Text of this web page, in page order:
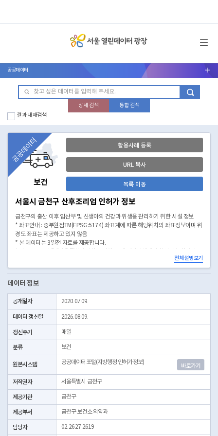
메뉴 열기
공공데이터 서브메뉴 열기
상세 검색
통합 검색
결과 내 재검색
보건
공공데이터 활용사례 등록
URL 복사
목록 이동
서울시 금천구 산후조리업 인허가 정보
금천구의 출산 이후 임산부 및 신생아의 건강과 위생을 관리하기 위한 시설 정보
* 좌표안내 : 중부원점TM(EPSG:5174) 좌표계에 따른 해당위치의 좌표정보이며 위
경도 좌표는 제공하고 있지 않음
* 본 데이터는 3일전 자료를 제공합니다.
(https://data.seoul.go.kr/dataList/OA-22872/S/1/datasetView.do)전체 설명보기
데이터 정보
공개일자 2020.07.09.
데이터 갱신일 2026.08.09.
갱신주기 매일
분류 보건
원본시스템 공공데이터포털(지방행정 인허가정보)
바로가기
저작권자 서울특별시 금천구
제공기관 금천구
제공부서 금천구 보건소 의약과
담당자 02-2627-2619